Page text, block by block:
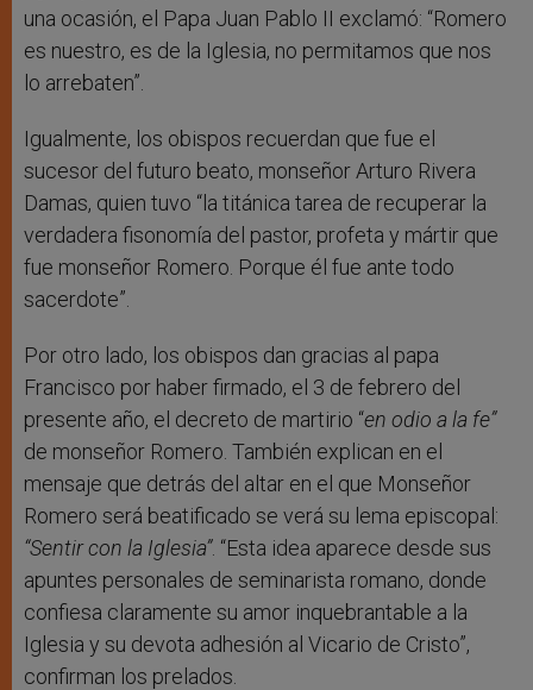
una ocasión, el Papa Juan Pablo II exclamó: “Romero
es nuestro, es de la Iglesia, no permitamos que nos
lo arrebaten”.
Igualmente, los obispos recuerdan que fue el
sucesor del futuro beato, monseñor Arturo Rivera
Damas, quien tuvo “la titánica tarea de recuperar la
verdadera fisonomía del pastor, profeta y mártir que
fue monseñor Romero. Porque él fue ante todo
sacerdote”.
Por otro lado, los obispos dan gracias al papa
Francisco por haber firmado, el 3 de febrero del
presente año, el decreto de martirio “en odio a la fe”
de monseñor Romero. También explican en el
mensaje que detrás del altar en el que Monseñor
Romero será beatificado se verá su lema episcopal:
“Sentir con la Iglesia”. “Esta idea aparece desde sus
apuntes personales de seminarista romano, donde
confiesa claramente su amor inquebrantable a la
Iglesia y su devota adhesión al Vicario de Cristo”,
confirman los prelados.